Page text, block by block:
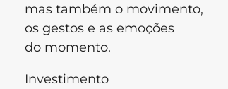
mas também o movimento,
os gestos e as emoções
do momento.
Investimento